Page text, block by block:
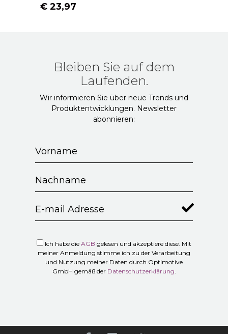
€ 23,97
Bleiben Sie auf dem
Laufenden.
Wir informieren Sie über neue Trends und
Produktentwicklungen. Newsletter
abonnieren:
Ich habe die AGB gelesen und akzeptiere diese. Mit
meiner Anmeldung stimme ich zu der Verarbeitung
und Nutzung meiner Daten durch Optimotive
GmbH gemäß der Datenschutzerklärung